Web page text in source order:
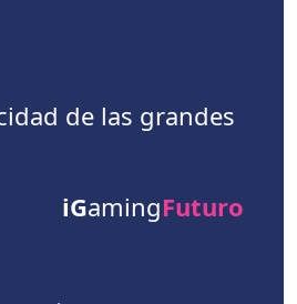
de las grandes
iGamingFuturo